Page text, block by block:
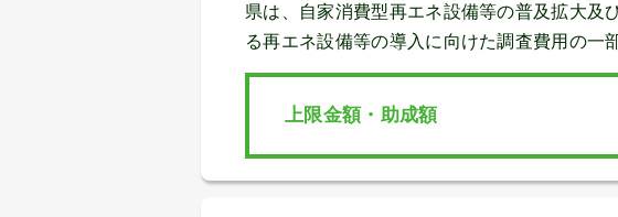
県は、自家消費型再エネ設備等の普及拡大及
る再エネ設備等の導入に向けた調査費用の一
上限金額・助成額